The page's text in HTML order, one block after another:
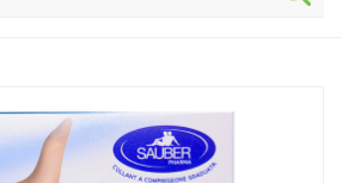
tg V Nero